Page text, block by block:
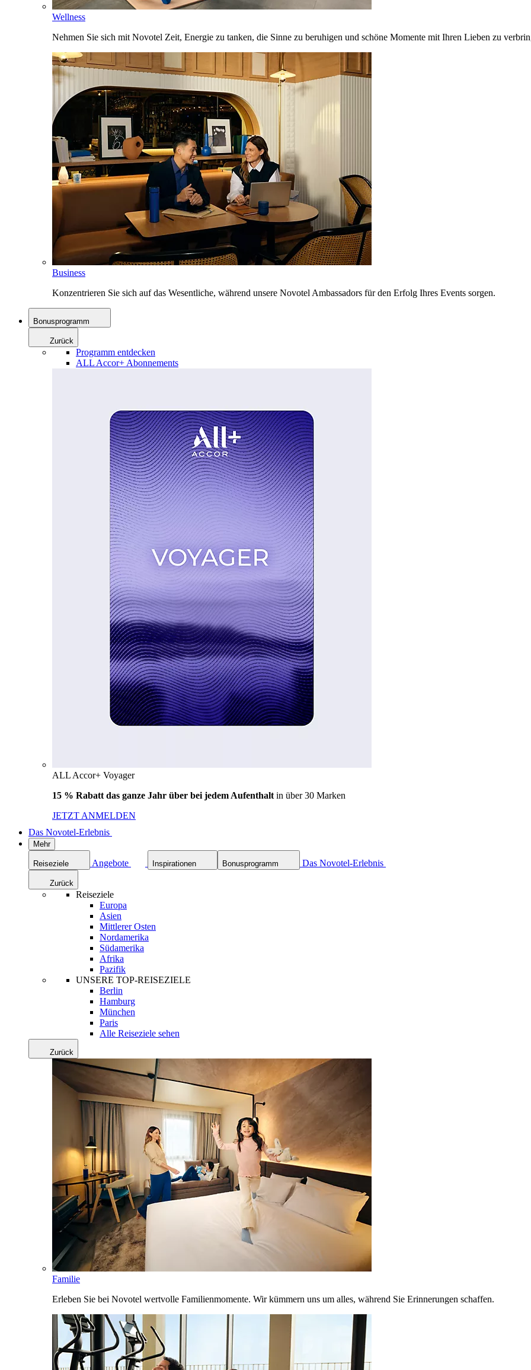
Wellness
Nehmen Sie sich mit Novotel Zeit, Energie zu tanken, die Sinne zu beruhigen und schöne Momente mit Ihren Lieben zu
Business
Konzentrieren Sie sich auf das Wesentliche, während unsere Novotel Ambassadors für den Erfolg Ihres Events sorgen.
Bonusprogramm
Zurück
Programm entdecken
ALL Accor+ Abonnements
ALL Accor+ Voyager
15 % Rabatt das ganze Jahr über bei jedem Aufenthalt in über 30 Marken
JETZT ANMELDEN
Das Novotel-Erlebnis
Mehr
Reiseziele Angebote Inspirationen Bonusprogramm Das Novotel-Erlebnis
Zurück
Reiseziele
Europa
Asien
Mittlerer Osten
Nordamerika
Südamerika
Afrika
Pazifik
UNSERE TOP-REISEZIELE
Berlin
Hamburg
München
Paris
Alle Reiseziele sehen
Zurück
Familie
Erleben Sie bei Novotel wertvolle Familienmomente. Wir kümmern uns um alles, während Sie Erinnerungen schaffen.